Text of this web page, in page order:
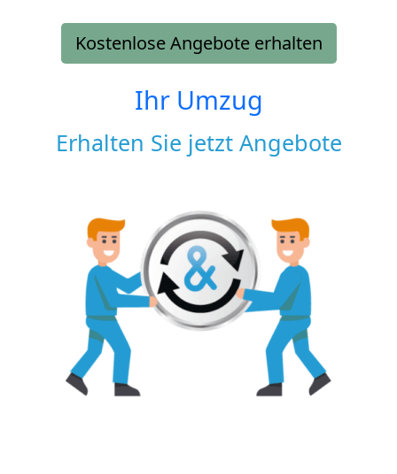
Kostenlose Angebote erhalten
Ihr Umzug
Erhalten Sie jetzt Angebote